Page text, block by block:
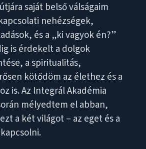
saját belső válságaim
nehézségek,
és a „ki vagyok én?”
is érdekelt a dolgok
a spiritualitás,
kötődöm az élethez és a
is. Az Integrál Akadémia
mélyedtem el abban,
a két világot – az eget és a